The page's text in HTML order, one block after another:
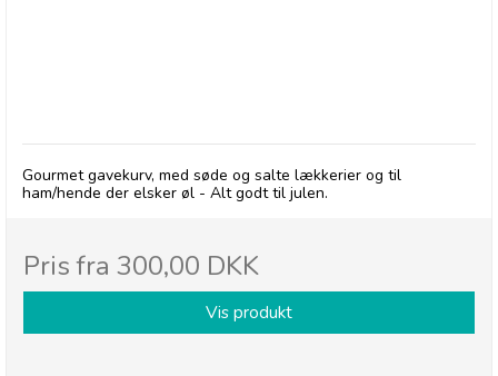
Gourmet gavekurv, med søde og salte lækkerier og til
ham/hende der elsker øl - Alt godt til julen.
Pris fra 300,00 DKK
Vis produkt